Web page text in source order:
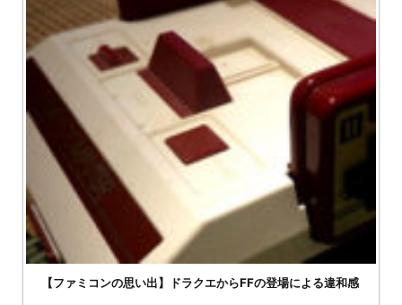
【ファミコンの思い出】ドラクエからFFの登場による違和感